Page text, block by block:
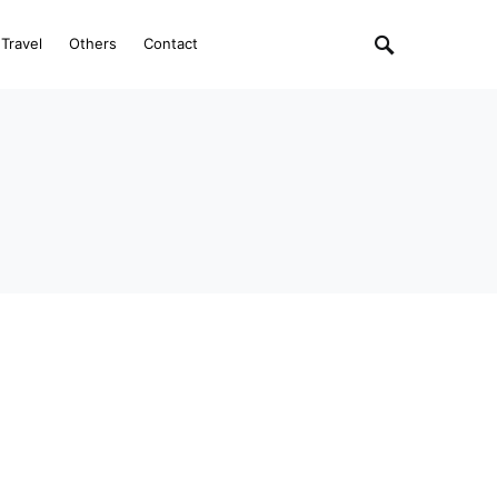
Travel Others Contact